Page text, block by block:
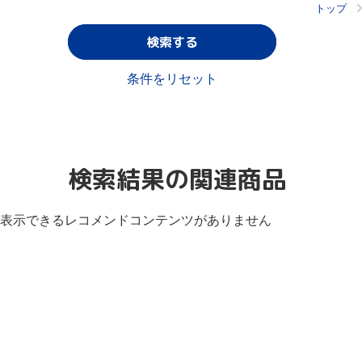
トップ
検索する
条件をリセット
検索結果の関連商品
表示できるレコメンドコンテンツがありません